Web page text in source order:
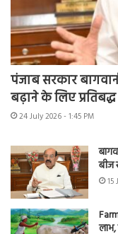
पंजाब सरकार
बढ़ाने के लिए प्रतिबद्ध
24 July 2026 - 1:45 PM
बीज
15